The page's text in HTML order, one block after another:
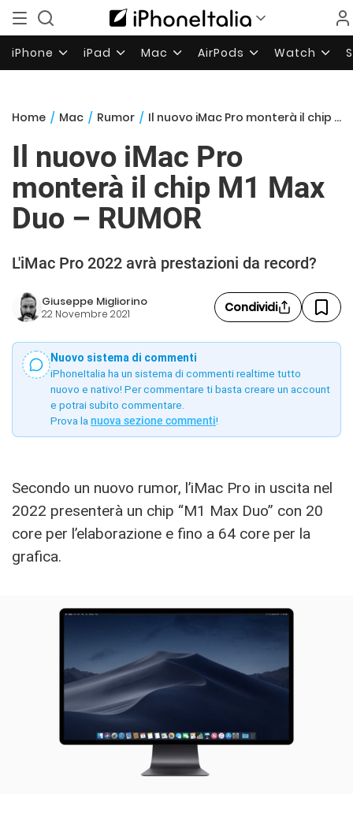
iPhone iPad Mac AirPods Watch
Home / Mac / Rumor / Il nuovo iMac Pro monterà il chip M1 Max Duo – RUMOR
Il nuovo iMac Pro
monterà il chip M1 Max
Duo – RUMOR
L'iMac Pro 2022 avrà prestazioni da record?
Giuseppe Migliorino
22 Novembre 2021 Condividi
Nuovo sistema di commenti
iPhoneItalia ha un sistema di commenti realtime tutto
nuovo e nativo! Per commentare ti basta creare un account
e potrai subito commentare.
Prova la nuova sezione commenti!
Secondo un nuovo rumor, l’iMac Pro in uscita nel
2022 presenterà un chip “M1 Max Duo” con 20
core per l’elaborazione e fino a 64 core per la
grafica.